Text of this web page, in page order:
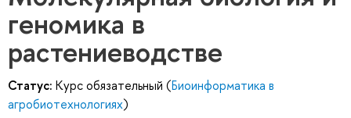
геномика в
растениеводстве
Статус: Курс обязательный (Биоинформатика в
агробиотехнологиях)